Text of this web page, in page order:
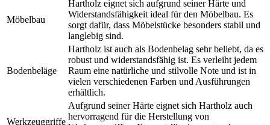
Möbelbau
Hartholz eignet sich aufgrund seiner Härte und
Widerstandsfähigkeit ideal für den Möbelbau. Es
sorgt dafür, dass Möbelstücke besonders stabil und
langlebig sind.
Bodenbeläge
Hartholz ist auch als Bodenbelag sehr beliebt, da es
robust und widerstandsfähig ist. Es verleiht jedem
Raum eine natürliche und stilvolle Note und ist in
vielen verschiedenen Farben und Ausführungen
erhältlich.
Werkzeuggriffe
Aufgrund seiner Härte eignet sich Hartholz auch
hervorragend für die Herstellung von